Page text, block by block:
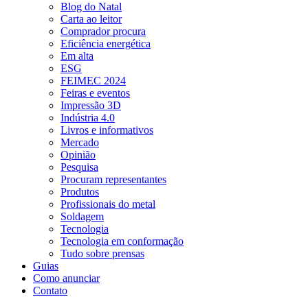
Blog do Natal
Carta ao leitor
Comprador procura
Eficiência energética
Em alta
ESG
FEIMEC 2024
Feiras e eventos
Impressão 3D
Indústria 4.0
Livros e informativos
Mercado
Opinião
Pesquisa
Procuram representantes
Produtos
Profissionais do metal
Soldagem
Tecnologia
Tecnologia em conformação
Tudo sobre prensas
Guias
Como anunciar
Contato